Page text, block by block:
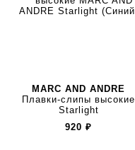
MARC AND ANDRE
Плавки-слипы высокие
Starlight
920 ₽